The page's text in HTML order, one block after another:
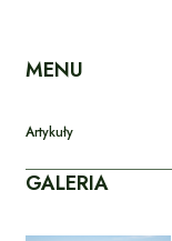
MENU
Artykuły
GALERIA